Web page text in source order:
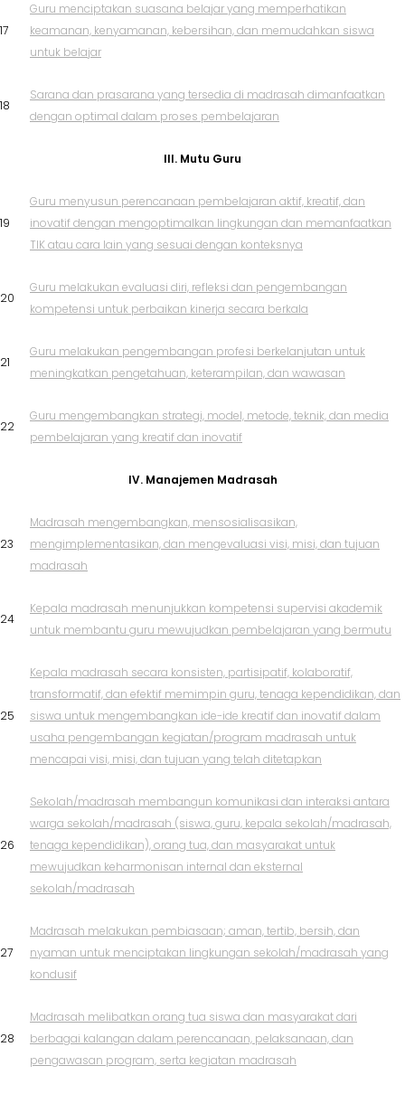
17
Guru menciptakan suasana belajar yang memperhatikan
keamanan, kenyamanan, kebersihan, dan memudahkan siswa
untuk belajar
18
Sarana dan prasarana yang tersedia di madrasah dimanfaatkan
dengan optimal dalam proses pembelajaran
III. Mutu Guru
19
Guru menyusun perencanaan pembelajaran aktif, kreatif, dan
inovatif dengan mengoptimalkan lingkungan dan memanfaatkan
TIK atau cara lain yang sesuai dengan konteksnya
20
Guru melakukan evaluasi diri, refleksi dan pengembangan
kompetensi untuk perbaikan kinerja secara berkala
21
Guru melakukan pengembangan profesi berkelanjutan untuk
meningkatkan pengetahuan, keterampilan, dan wawasan
22
Guru mengembangkan strategi, model, metode, teknik, dan media
pembelajaran yang kreatif dan inovatif
IV. Manajemen Madrasah
23
Madrasah mengembangkan, mensosialisasikan,
mengimplementasikan, dan mengevaluasi visi, misi, dan tujuan
madrasah
24
Kepala madrasah menunjukkan kompetensi supervisi akademik
untuk membantu guru mewujudkan pembelajaran yang bermutu
25
Kepala madrasah secara konsisten, partisipatif, kolaboratif,
transformatif, dan efektif memimpin guru, tenaga kependidikan, dan
siswa untuk mengembangkan ide-ide kreatif dan inovatif dalam
usaha pengembangan kegiatan/program madrasah untuk
mencapai visi, misi, dan tujuan yang telah ditetapkan
26
Sekolah/madrasah membangun komunikasi dan interaksi antara
warga sekolah/madrasah (siswa, guru, kepala sekolah/madrasah,
tenaga kependidikan), orang tua, dan masyarakat untuk
mewujudkan keharmonisan internal dan eksternal
sekolah/madrasah
27
Madrasah melakukan pembiasaan; aman, tertib, bersih, dan
nyaman untuk menciptakan lingkungan sekolah/madrasah yang
kondusif
28
Madrasah melibatkan orang tua siswa dan masyarakat dari
berbagai kalangan dalam perencanaan, pelaksanaan, dan
pengawasan program, serta kegiatan madrasah